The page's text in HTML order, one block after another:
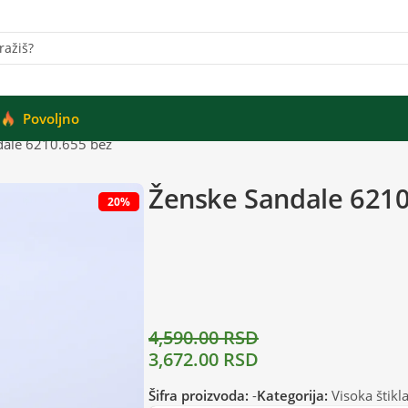
Povoljno
6210.655 bež
20% Ženske Sandale
4,590.00RSD
3,672.00 RSD
Šifra proizvoda: -Kategorija: Visoka štikla